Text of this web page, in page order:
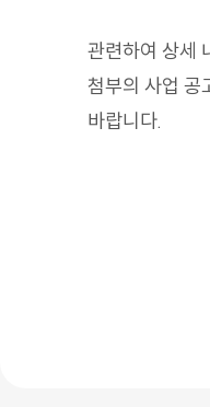
관련하여 상세
첨부의 사업 공
바랍니다.